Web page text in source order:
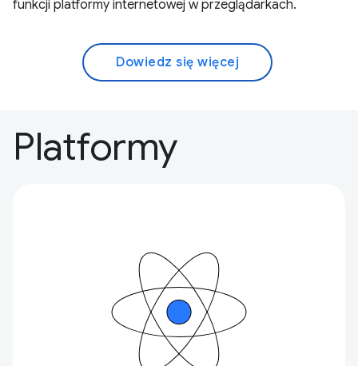
funkcji platformy internetowej w przeglądarkach.
Dowiedz się więcej
Platformy